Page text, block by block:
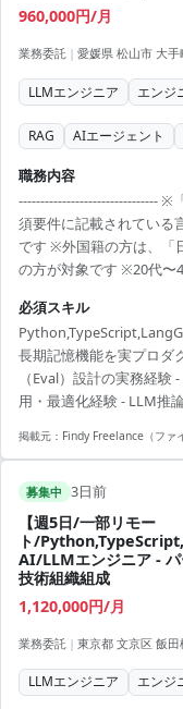
960,000円/月
業務委託 | 愛媛県 松山市 大手
LLMエンジニア エンジ
RAG AIエージェント
職務内容
--------------------------------
須要件に記載されている
です ※外国籍の方は、「
の方が対象です ※20代〜
いる方は、直接ご連絡い
---- - RAG、AIエージェン
理機能の実装・運用 -
必須スキル
長期記憶機能を実プロダ
（Eval）設計の実務経
用・最適化経験 - LLM推
活用、自走力）
掲載元： Findy Freelance（ファ
募集中 3日前
【週5日/一部リモー
ト/
AI/LLMエンジニア - パ
技術組織組成
1,120,000円/月
業務委託 | 東京都 文京区 飯田
LLMエンジニア エンジ